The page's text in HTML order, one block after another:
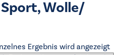
Wolle/​
Ergebnis wird angezeigt